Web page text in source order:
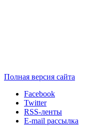
Полная версия сайта
Facebook
Twitter
RSS-ленты
E-mail рассылка